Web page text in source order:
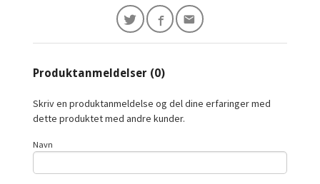
Produktanmeldelser (0)
Skriv en produktanmeldelse og del dine erfaringer med
dette produktet med andre kunder.
Navn